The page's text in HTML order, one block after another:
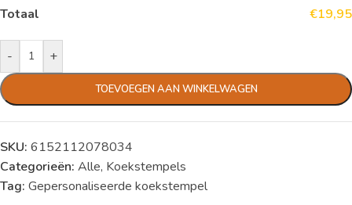
Totaal
€19,95
- +
TOEVOEGEN AAN WINKELWAGEN
SKU: 6152112078034
Categorieën: Alle, Koekstempels
Tag: Gepersonaliseerde koekstempel